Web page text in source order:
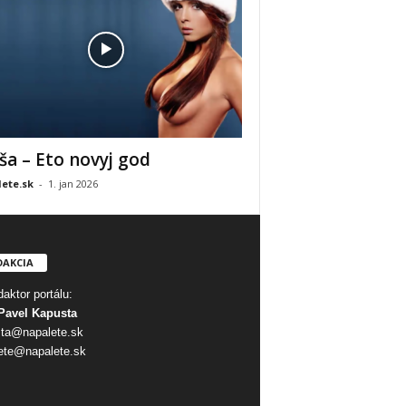
– Eto novyj god
- 1. jan 2026
portálu:
Kapusta